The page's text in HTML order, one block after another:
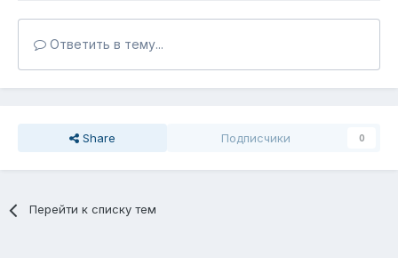
Ответить в тему...
Share Подписчики 0
Перейти к списку тем